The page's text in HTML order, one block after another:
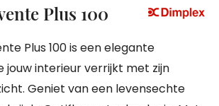
Plus 100
Plus 100 is een elegante
jouw interieur verrijkt met zijn
Geniet van een levensechte